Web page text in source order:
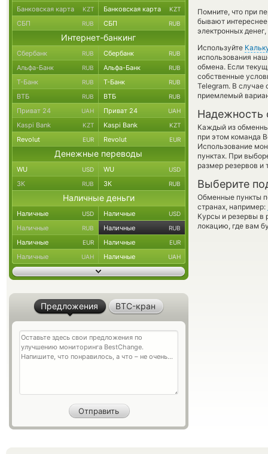
Помните, что при
бывают
электронных
Используйте
использования
обмена. Если
собственные
Telegram. В случае
приемлемый
Надежность
Каждый из
при этом команда
Использование
пунктах. При
размер резервов и
Выберите
Обменные пункты
странах, например:
Курсы и резервы в
локацию, где вам
Банковская карта KZT Банковская карта KZT
СБП RUB СБП RUB
Интернет-банкинг
Сбербанк RUB Сбербанк RUB
Альфа-Банк RUB Альфа-Банк RUB
Т-Банк RUB Т-Банк RUB
ВТБ RUB ВТБ RUB
Приват 24 UAH Приват 24 UAH
Kaspi Bank KZT Kaspi Bank KZT
Revolut EUR Revolut EUR
Денежные переводы
WU USD WU USD
ЗК RUB ЗК RUB
Наличные деньги
Наличные USD Наличные USD
Наличные RUB Наличные RUB
Наличные EUR Наличные EUR
Наличные UAH Наличные UAH
Предложения BTC-кран